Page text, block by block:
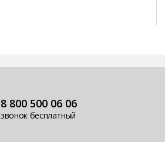
8 800 500 06 06
звонок бесплатный